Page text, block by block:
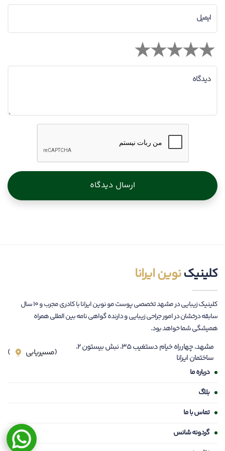
ایمیل
دیدگاه
ارسال دیدگاه
کلینیکنوین ایرانا
کلینیک زیبایی در مشهد تخصصی پوست مو نوین ایرانا با کادری مجرب و ۱۰ سال
سابقه درخشان در امور جراحی زیبایی و دارنده گواهی نامه بین المللی همراه
همیشگی شما خواهد بود.
ساختمان ایرانا
(مسیریابی )
درباره ما
بلاگ
تماس با ما
گردونه شانس
نظر سنجی